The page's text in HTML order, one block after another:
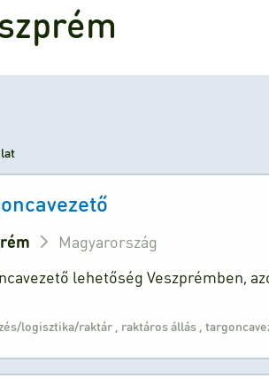
Magyarország
lehetőség Veszprémben,
logisztika/raktár raktáros állás ,